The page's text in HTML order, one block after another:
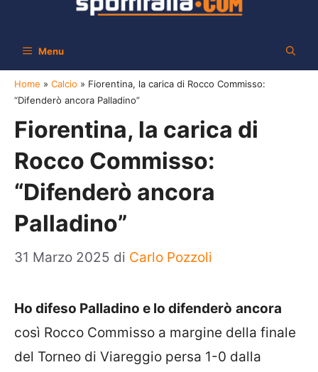
Menu
Home » Calcio » Fiorentina, la carica di Rocco Commisso:
“Difenderò ancora Palladino”
Fiorentina, la carica di
Rocco Commisso:
“Difenderò ancora
Palladino”
31 Marzo 2025 di Carlo Pozzoli
Ho difeso Palladino e lo difenderò ancora
così Rocco Commisso a margine della finale
del Torneo di Viareggio persa 1-0 dalla